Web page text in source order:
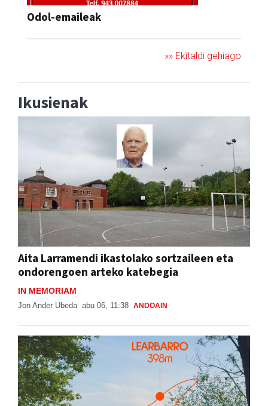
Odol-emaileak
»» Ekitaldi gehiago
Ikusienak
Aita Larramendi ikastolako sortzaileen eta
ondorengoen arteko katebegia
IN MEMORIAM
Jon Ander Ubeda abu 06, 11:38 ANDOAIN